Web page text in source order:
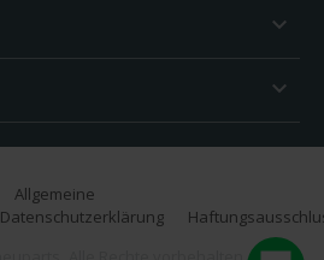


Allgemeine
Datenschutzerklärung